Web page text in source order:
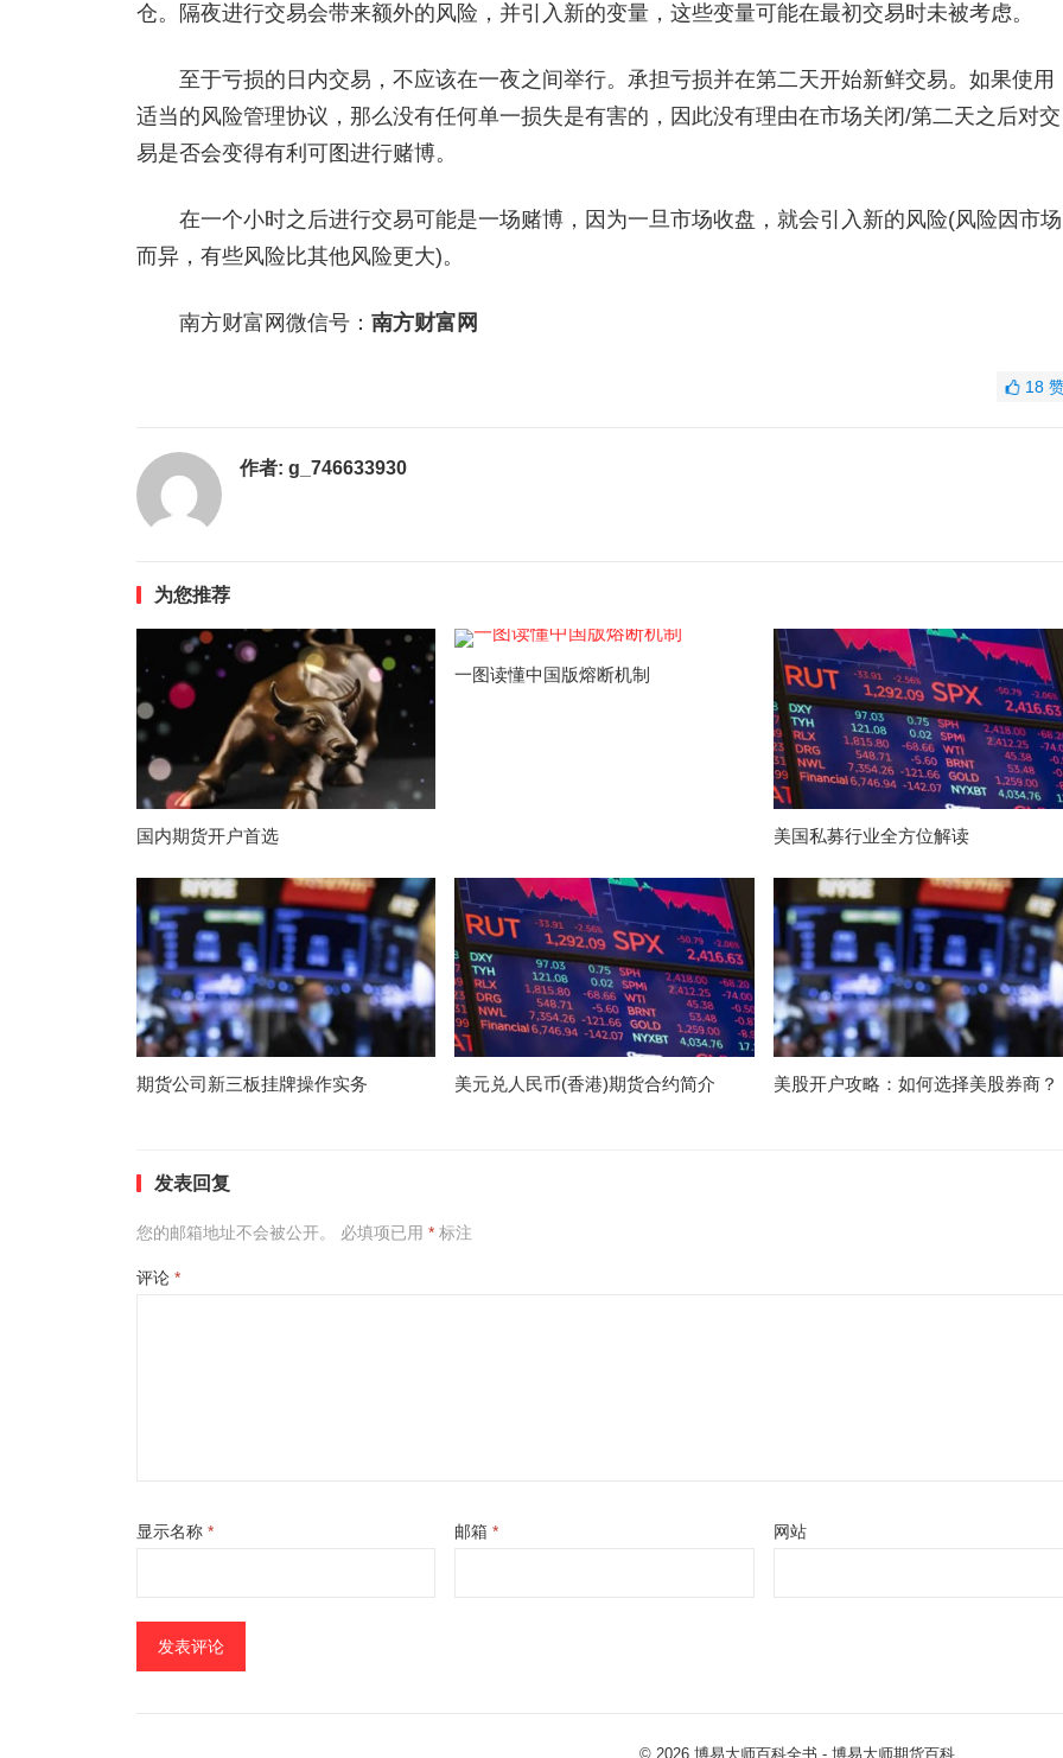
仓。隔夜进行交易会带来额外的风险，并引入新的变量，这些变量可能在最初交易时未被考虑。
至于亏损的日内交易，不应该在一夜之间举行。承担亏损并在第二天开始新鲜交易。如果使用
适当的风险管理协议，那么没有任何单一损失是有害的，因此没有理由在市场关闭/第二天之后对交
易是否会变得有利可图进行赌博。
在一个小时之后进行交易可能是一场赌博，因为一旦市场收盘，就会引入新的风险(风险因市场
而异，有些风险比其他风险更大)。
南方财富网微信号： 南方财富网
18
作者: g_746633930
为您推荐
国内期货开户首选
一图读懂中国版熔断机制
美国私募行业全方位解读
期货公司新三板挂牌操作实务 美元兑人民币(香港)期货合约简介 美股开户攻略：如何选择美股券商？
发表回复
您的邮箱地址不会被公开。 必填项已用 *标注
评论 *
显示名称 * 邮箱* 网站
© 2026 博易大师百科全书 - 博易大师期货百科